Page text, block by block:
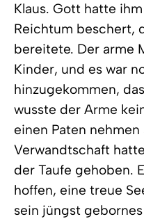
Klaus. Gott hatte
Reichtum beschert,
bereitete. Der arme
Kinder, und es war
hinzugekommen,
wusste der Arme
einen Paten
Verwandtschaft
der Taufe gehoben.
hoffen, eine treue
sein jüngst